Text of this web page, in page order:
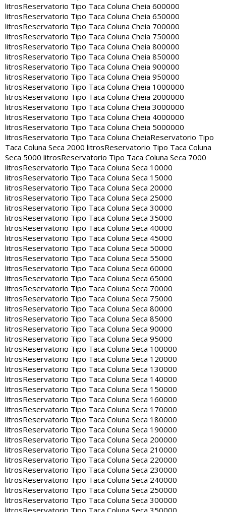
litrosReservatorio Tipo Taca Coluna Cheia 600000
litrosReservatorio Tipo Taca Coluna Cheia 650000
litrosReservatorio Tipo Taca Coluna Cheia 700000
litrosReservatorio Tipo Taca Coluna Cheia 750000
litrosReservatorio Tipo Taca Coluna Cheia 800000
litrosReservatorio Tipo Taca Coluna Cheia 850000
litrosReservatorio Tipo Taca Coluna Cheia 900000
litrosReservatorio Tipo Taca Coluna Cheia 950000
litrosReservatorio Tipo Taca Coluna Cheia 1000000
litrosReservatorio Tipo Taca Coluna Cheia 2000000
litrosReservatorio Tipo Taca Coluna Cheia 3000000
litrosReservatorio Tipo Taca Coluna Cheia 4000000
litrosReservatorio Tipo Taca Coluna Cheia 5000000
litrosReservatorio Tipo Taca Coluna CheiaReservatorio Tipo
Taca Coluna Seca 2000 litrosReservatorio Tipo Taca Coluna
Seca 5000 litrosReservatorio Tipo Taca Coluna Seca 7000
litrosReservatorio Tipo Taca Coluna Seca 10000
litrosReservatorio Tipo Taca Coluna Seca 15000
litrosReservatorio Tipo Taca Coluna Seca 20000
litrosReservatorio Tipo Taca Coluna Seca 25000
litrosReservatorio Tipo Taca Coluna Seca 30000
litrosReservatorio Tipo Taca Coluna Seca 35000
litrosReservatorio Tipo Taca Coluna Seca 40000
litrosReservatorio Tipo Taca Coluna Seca 45000
litrosReservatorio Tipo Taca Coluna Seca 50000
litrosReservatorio Tipo Taca Coluna Seca 55000
litrosReservatorio Tipo Taca Coluna Seca 60000
litrosReservatorio Tipo Taca Coluna Seca 65000
litrosReservatorio Tipo Taca Coluna Seca 70000
litrosReservatorio Tipo Taca Coluna Seca 75000
litrosReservatorio Tipo Taca Coluna Seca 80000
litrosReservatorio Tipo Taca Coluna Seca 85000
litrosReservatorio Tipo Taca Coluna Seca 90000
litrosReservatorio Tipo Taca Coluna Seca 95000
litrosReservatorio Tipo Taca Coluna Seca 100000
litrosReservatorio Tipo Taca Coluna Seca 120000
litrosReservatorio Tipo Taca Coluna Seca 130000
litrosReservatorio Tipo Taca Coluna Seca 140000
litrosReservatorio Tipo Taca Coluna Seca 150000
litrosReservatorio Tipo Taca Coluna Seca 160000
litrosReservatorio Tipo Taca Coluna Seca 170000
litrosReservatorio Tipo Taca Coluna Seca 180000
litrosReservatorio Tipo Taca Coluna Seca 190000
litrosReservatorio Tipo Taca Coluna Seca 200000
litrosReservatorio Tipo Taca Coluna Seca 210000
litrosReservatorio Tipo Taca Coluna Seca 220000
litrosReservatorio Tipo Taca Coluna Seca 230000
litrosReservatorio Tipo Taca Coluna Seca 240000
litrosReservatorio Tipo Taca Coluna Seca 250000
litrosReservatorio Tipo Taca Coluna Seca 300000